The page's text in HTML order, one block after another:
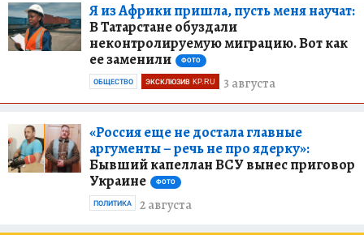
Я из Африки пришла, пусть меня научат:
В Татарстане обуздали
неконтролируемую миграцию. Вот как
ее заменили
ФОТО
3 августа
ОБЩЕСТВО ЭКСКЛЮЗИВ KP.RU
«Россия еще не достала главные
аргументы – речь не про ядерку»:
Бывший капеллан ВСУ вынес приговор
Украине
ФОТО
2 августа
ПОЛИТИКА